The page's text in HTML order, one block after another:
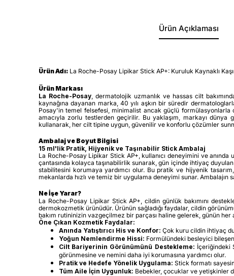
Ürün Açıklaması
Ürün Adı: La Roche-Posay Lipikar Stick AP+: Kuruluk Kaynaklı
Ürün Markası
La Roche-Posay, dermatolojik uzmanlık ve hassas cilt
kaynağına dayanan marka, 40 yılı aşkın bir süredir
Posay'in temel felsefesi, minimalist ancak güçlü
amacıyla zorlu testlerden geçirilir. Bu yaklaşım, markayı
kullanarak, her cilt tipine uygun, güvenilir ve konforlu çözümler
Ambalaj ve Boyut Bilgisi
15 ml'lik Pratik, Hijyenik ve Taşınabilir Stick Ambalaj
La Roche-Posay Lipikar Stick AP+, kullanıcı deneyimini ve
çantasında kolayca taşınabilirlik sunarak, gün içinde ihtiyaç
stabilitesini korumaya yardımcı olur. Bu pratik ve hijyenik
mekanlarda hızlı ve temiz bir uygulama deneyimi sunar. Ambalajın
Ne İşe Yarar?
La Roche-Posay Lipikar Stick AP+, cildin günlük bakımını
dermokozmetik ürünüdür. Ürünün sağladığı faydalar, cildin
bakım rutininizin vazgeçilmez bir parçası haline gelerek, günün
Öne Çıkan Kozmetik Faydalar:
Anında Yatıştırıcı His ve Konfor: Çok kuru cildin ihtiyaç
Yoğun Nemlendirme Hissi: Formülündeki besleyici
Cilt Bariyerinin Görünümünü Destekleme: İçeriğindeki
görünmesine ve nemini daha iyi korumasına yardımcı olur.
Pratik ve Hedefe Yönelik Uygulama: Stick formatı
Tüm Aile İçin Uygunluk: Bebekler, çocuklar ve yetişkinler